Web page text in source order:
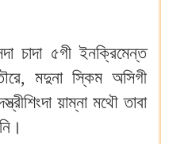
চাদা ৫গী ইনক্রিমেন্ত
মদুনা স্কিম অসিগী
য়াম্না মথৌ তাবা